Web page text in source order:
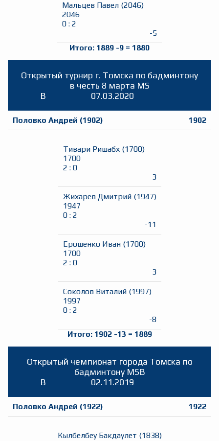
Мальцев Павел (2046)
2046
0 : 2
-5
Итого: 1889 -9 = 1880
Открытый турнир г. Томска по бадминтону
в честь 8 марта MS
B
07.03.2020
Половко Андрей (1902) 1902
Тивари Ришабх (1700)
1700
2 : 0
3
Жихарев Дмитрий (1947)
1947
0: 2
-11
Ерошенко Иван (1700)
1700
2 : 0
3
Соколов Виталий (1997)
1997
0: 2
-8
Итого: 1902 -13 = 1889
Открытый чемпионат города Томска по
бадминтону MSB
B
02.11.2019
Половко Андрей (1922) 1922
Кылбелбеу Бакдаулет (1838)